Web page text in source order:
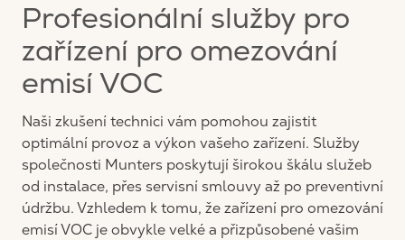
Profesionální služby pro
zařízení pro omezování
emisí VOC
Naši zkušení technici vám pomohou zajistit
optimální provoz a výkon vašeho zařízení. Služby
společnosti Munters poskytují širokou škálu služeb
od instalace, přes servisní smlouvy až po preventivní
údržbu. Vzhledem k tomu, že zařízení pro omezování
emisí VOC je obvykle velké a přizpůsobené vašim